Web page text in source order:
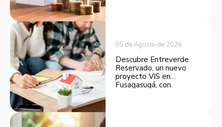
05 de Agosto de 2026
Descubre Entreverde
Reservado, un nuevo
proyecto VIS en
Fusagasugá, con